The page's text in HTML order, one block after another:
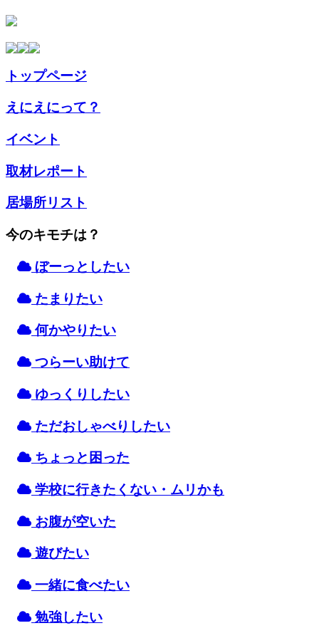
トップページ
えにえにって？
イベント
取材レポート
居場所リスト
今のキモチは？
ぼーっとしたい
たまりたい
何かやりたい
つらーい助けて
ゆっくりしたい
ただおしゃべりしたい
ちょっと 困 った
学校に行きたくない・ムリかも
お腹が空いた
遊びたい
一緒に食べたい
勉強したい